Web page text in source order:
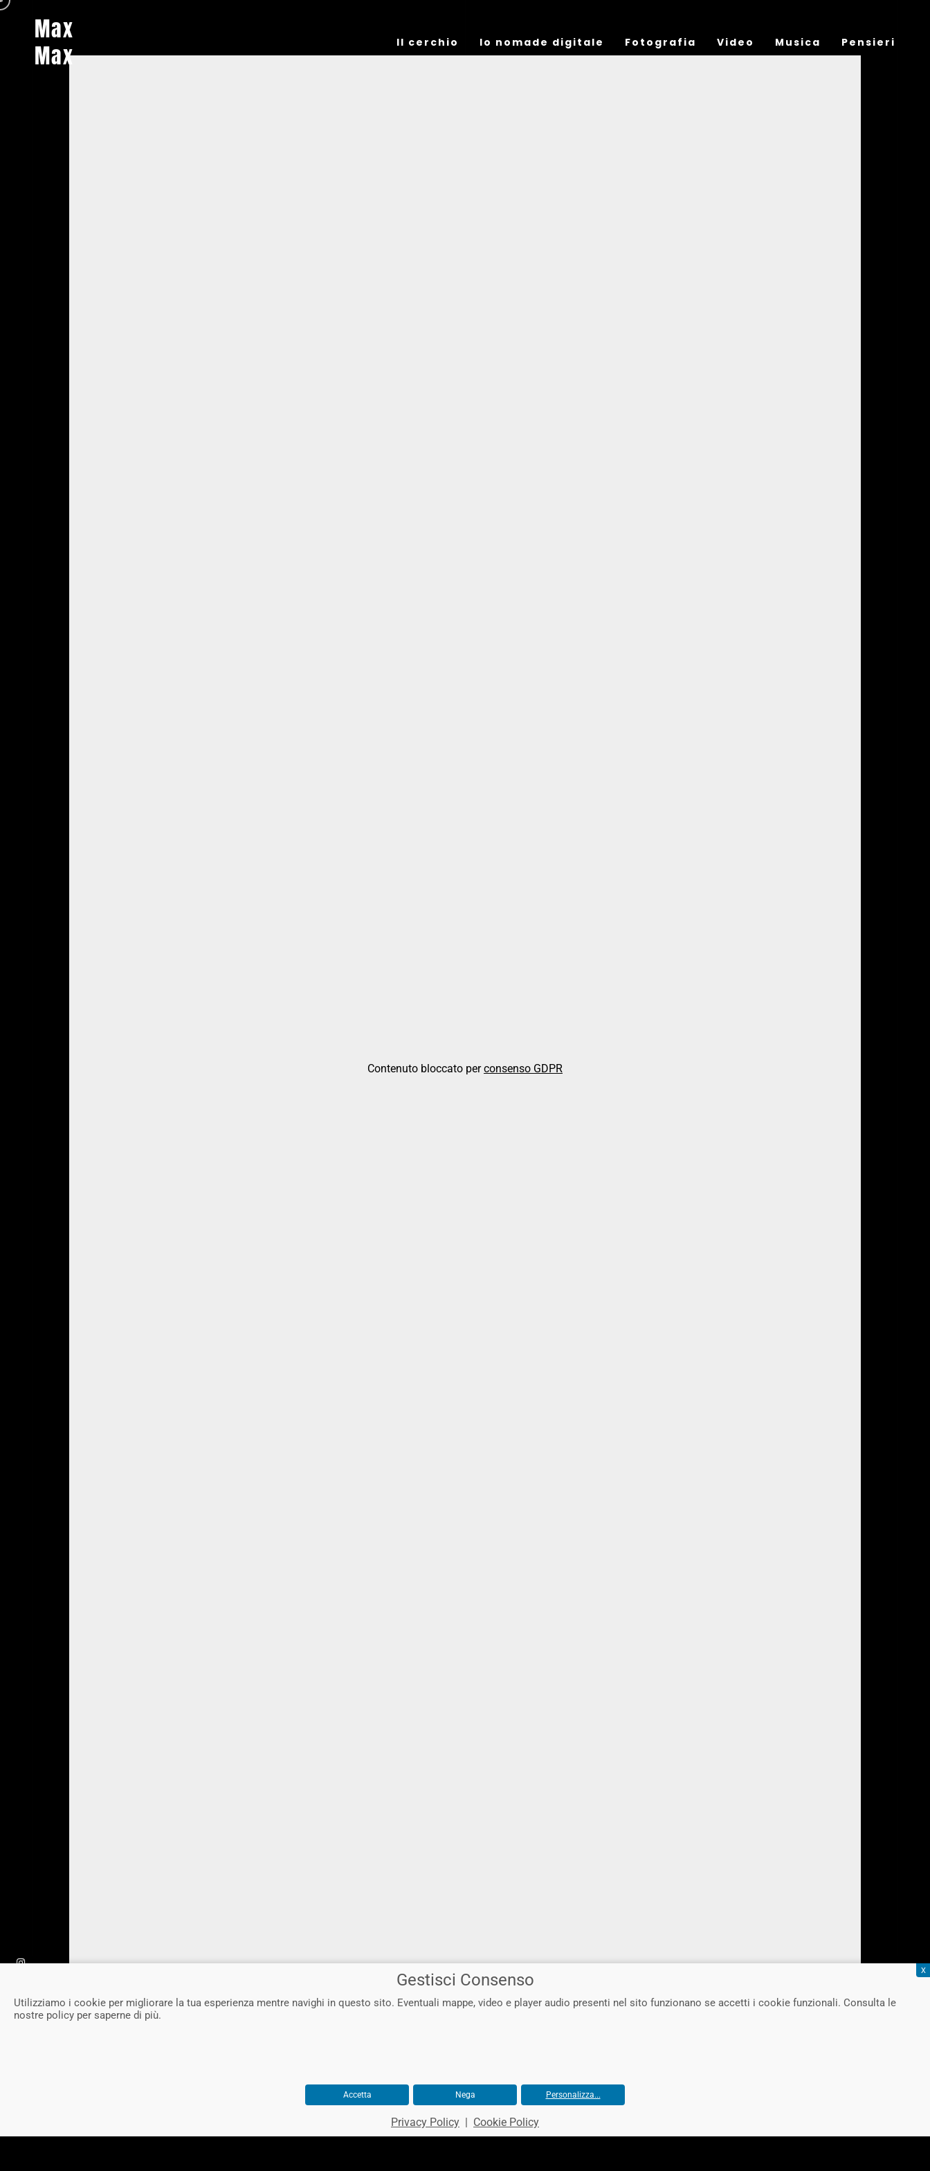
Max
Max
Il cerchio Io nomade digitale Fotografia Video Musica Pensieri
Contenuto bloccato perconsenso GDPR
X
Gestisci Consenso
Utilizziamo i cookie per migliorare la tua esperienza mentre navighi in questo sito. Eventuali mappe, video e player audio presenti nel sito funzionano se accetti i cookie funzionali. Consulta le
nostre policy per saperne di più.
Accetta Nega Personalizza...
Privacy Policy | Cookie Policy